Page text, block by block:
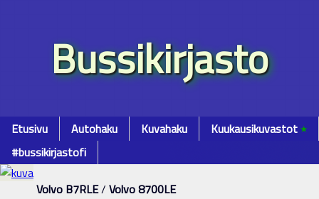
Bussikirjasto
Etusivu Autohaku Kuvahaku Kuukausikuvastot٭
#bussikirjastofi
Volvo B7RLE/ Volvo 8700LE